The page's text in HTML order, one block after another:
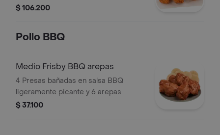
und)
$ 106.200
Pollo BBQ
Medio Frisby BBQ arepas
4 Presas bañadas en salsa BBQ
ligeramente picante y 6 arepas
$ 37.100